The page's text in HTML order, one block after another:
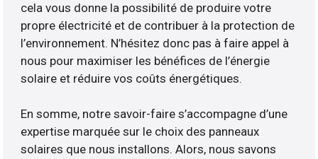
cela vous donne la possibilité de produire votre
propre électricité et de contribuer à la protection de
l’environnement. N’hésitez donc pas à faire appel à
nous pour maximiser les bénéfices de l’énergie
solaire et réduire vos coûts énergétiques.
En somme, notre savoir-faire s’accompagne d’une
expertise marquée sur le choix des panneaux
solaires que nous installons. Alors, nous savons